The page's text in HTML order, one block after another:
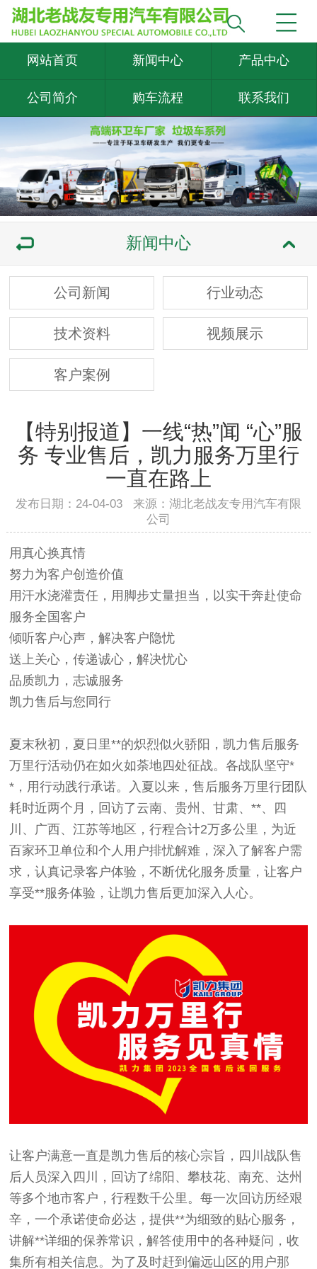
网站首页 新闻中心 产品中心
公司简介 购车流程 联系我们
新闻中心
公司新闻 行业动态
技术资料 视频展示
客户案例
【特别报道】一线“热”闻 “心”服
务 专业售后，凯力服务万里行
一直在路上
发布日期：24-04-03 来源：湖北老战友专用汽车有限
公司
用真心换真情
努力为客户创造价值
用汗水浇灌责任，用脚步丈量担当，以实干奔赴使命
服务全国客户
倾听客户心声，解决客户隐忧
送上关心，传递诚心，解决忧心
品质凯力，志诚服务
凯力售后与您同行
夏末秋初，夏日里**的炽烈似火骄阳，凯力售后服务
万里行活动仍在如火如荼地四处征战。各战队坚守*
*，用行动践行承诺。入夏以来，售后服务万里行团队
耗时近两个月，回访了云南、贵州、甘肃、**、四
川、广西、江苏等地区，行程合计2万多公里，为近
百家环卫单位和个人用户排忧解难，深入了解客户需
求，认真记录客户体验，不断优化服务质量，让客户
享受**服务体验，让凯力售后更加深入人心。
让客户满意一直是凯力售后的核心宗旨，四川战队售
后人员深入四川，回访了绵阳、攀枝花、南充、达州
等多个地市客户，行程数千公里。每一次回访历经艰
辛，一个承诺使命必达，提供**为细致的贴心服务，
讲解**详细的保养常识，解答使用中的各种疑问，收
集所有相关信息。为了及时赶到偏远山区的用户那